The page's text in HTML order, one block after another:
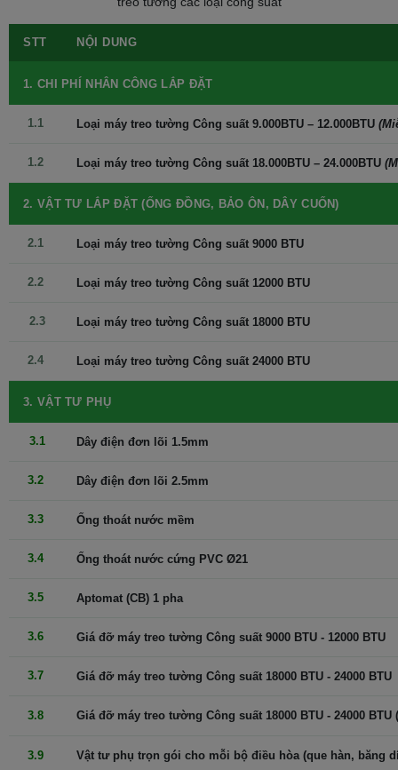
lý tưởng cho phòng có diện tích từ 15-20m2, đảm bảo không gian
của bạn luôn mát lạnh và thoải mái.
Sử dụng gas R32, một loại gas thế hệ mới với hiệu suất làm lạnh
cao và thân thiện với môi trường, NIS-C12R2U51 không chỉ giúp
bạn tiết kiệm năng lượng mà còn góp phần bảo vệ hành tinh xanh
làm lạnh.
So với gas R410A truyền thống, R32 có chỉ số làm nóng lên toàn
cầu (GWP) thấp hơn, giúp giảm thiểu tác động đến môi trường.
Đồng thời, R32 còn có hiệu suất làm lạnh cao hơn, giúp bạn tiết
kiệm điện năng và làm mát nhanh chóng hơn.
C12R2U51 mang đến lưu lượng gió tăng 10%, giúp không khí lạnh
lan tỏa nhanh chóng và đều khắp phòng, mang đến cảm giác mát
Chế độ đảo gió tự động: Với chế độ đảo gió tự động, luồng gió lạnh
trong phòng đều được làm mát.
STT NỘI DUNG
1. CHI PHÍ NHÂN CÔNG LẮP ĐẶT
1.1 Loại máy treo tường Công suất 9.000BTU – 12.000BTU
1.2 Loại máy treo tường Công suất 18.000BTU – 24.000BTU
2. VẬT TƯ LẮP ĐẶT (ỐNG ĐỒNG, BẢO ÔN, DÂY CUỐN)
2.1 Loại máy treo tường Công suất 9000 BTU
2.2 Loại máy treo tường Công suất 12000 BTU
2.3 Loại máy treo tường Công suất 18000 BTU
2.4 Loại máy treo tường Công suất 24000 BTU
3. VẬT TƯ PHỤ
3.1 Dây điện đơn lõi 1.5mm
3.2 Dây điện đơn lõi 2.5mm
3.3 Ống thoát nước mềm
3.4 Ống thoát nước cứng PVC Ø21
3.5 Aptomat (CB) 1 pha
3.6 Giá đỡ máy treo tường Công suất 9000 BTU - 12000 BTU
3.7 Giá đỡ máy treo tường Công suất 18000 BTU - 24000 BTU
3.8 Giá đỡ máy treo tường Công suất 18000 BTU - 24000 BTU
3.9 Vật tư phụ trọn gói cho mỗi bộ điều hòa (que hàn, băng